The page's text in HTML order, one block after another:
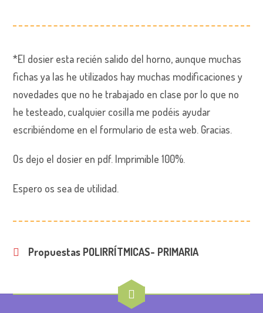
*El dosier esta recién salido del horno, aunque muchas
fichas ya las he utilizados hay muchas modificaciones y
novedades que no he trabajado en clase por lo que no
he testeado, cualquier cosilla me podéis ayudar
escribiéndome en el formulario de esta web. Gracias.
Os dejo el dosier en pdf. Imprimible 100%.
Espero os sea de utilidad.
Propuestas POLIRRÍTMICAS- PRIMARIA